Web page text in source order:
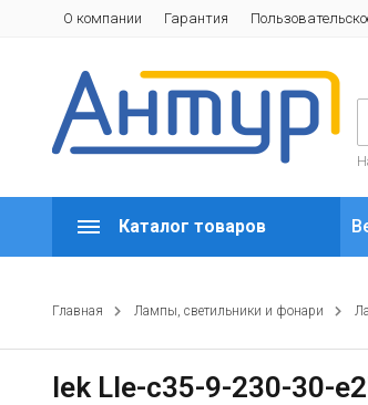
О компании Гарантия
Каталог товаров
Главная Лампы, светильники и фонари
Iek Lle-c35-9-230-30-